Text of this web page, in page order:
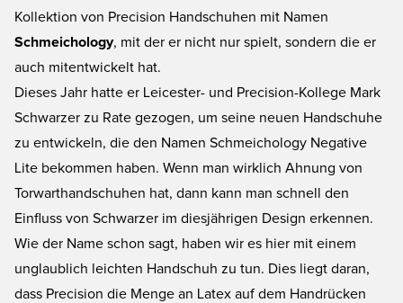
Kollektion von Precision Handschuhen mit Namen
Schmeichology, mit der er nicht nur spielt, sondern die er
auch mitentwickelt hat.
Dieses Jahr hatte er Leicester- und Precision-Kollege Mark
Schwarzer zu Rate gezogen, um seine neuen Handschuhe
zu entwickeln, die den Namen Schmeichology Negative
Lite bekommen haben. Wenn man wirklich Ahnung von
Torwarthandschuhen hat, dann kann man schnell den
Einfluss von Schwarzer im diesjährigen Design erkennen.
Wie der Name schon sagt, haben wir es hier mit einem
unglaublich leichten Handschuh zu tun. Dies liegt daran,
dass Precision die Menge an Latex auf dem Handrücken